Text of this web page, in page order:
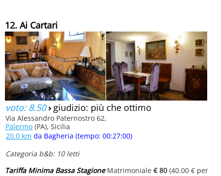
12. Ai Cartari
voto: 8.50› giudizio: più che ottimo
Via Alessandro Paternostro 62,
Palermo (PA), Sicilia
20.0 km da Bagheria (tempo: 00:27:00)
Categoria b&b: 10 letti
Tariffa Minima Bassa StagioneMatrimoniale € 80 (40.00 € per